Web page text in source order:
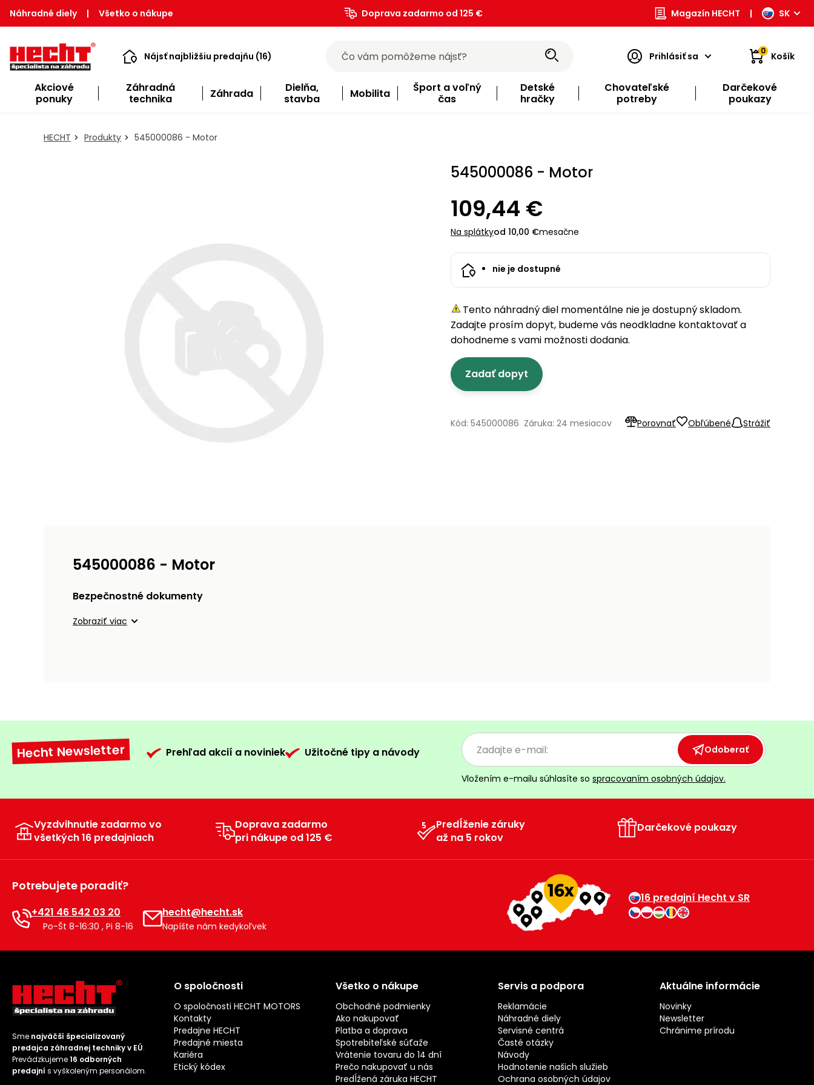
Náhradné diely | Všetko o nákupe Doprava zadarmo od 125 € Magazín HECHT | SK
Nájsť najbližšiu predajňu (16) Prihlásiť sa 0 Košík
Akciové
ponuky
Záhradná
technika
Záhrada
Dielňa,
stavba
Mobilita
Šport a voľný
čas
Detské
hračky
Chovateľské
potreby
Darčekové
poukazy
HECHT Produkty 545000086 - Motor
545000086 - Motor
109,44 €
Na splátkyod 10,00 €mesačne
nie je dostupné
Tento náhradný diel momentálne nie je dostupný skladom.
Zadajte prosím dopyt, budeme vás neodkladne kontaktovať a
dohodneme s vami možnosti dodania.
Zadať dopyt
Porovnať Obľúbené Strážiť
Kód: 545000086 Záruka: 24 mesiacov
545000086 - Motor
Bezpečnostné dokumenty
Zobraziť viac
Hecht Newsletter Prehľad akcií a noviniek Užitočné tipy a návody Odoberať
Vložením e-mailu súhlasíte so spracovaním osobných údajov.
Vyzdvihnutie zadarmo vo
všetkých 16 predajniach
Doprava zadarmo
pri nákupe od 125 €
Predĺženie záruky
až na 5 rokov
Darčekové poukazy
Potrebujete poradiť?
+421 46 542 03 20
Po-Št 8-16:30 , Pi 8-16
hecht@hecht.sk
Napíšte nám kedykoľvek
16 predajní Hecht v SR
Sme najväčší špecializovaný
predajca záhradnej techniky v EÚ.
Prevádzkujeme16 odborných
predajní s vyškoleným personálom.
O spoločnosti
O spoločnosti HECHT MOTORS
Kontakty
Predajne HECHT
Predajné miesta
Kariéra
Etický kódex
Všetko o nákupe
Obchodné podmienky
Ako nakupovať
Platba a doprava
Spotrebiteľské súťaže
Vrátenie tovaru do 14 dní
Prečo nakupovať u nás
Predĺžená záruka HECHT
Servis a podpora
Reklamácie
Náhradné diely
Servisné centrá
Časté otázky
Návody
Hodnotenie našich služieb
Ochrana osobných údajov
Aktuálne informácie
Novinky
Newsletter
Chránime prírodu